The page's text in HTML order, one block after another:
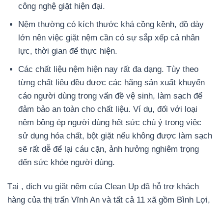
công nghệ giặt hiện đại.
Nệm thường có kích thước khá cồng kềnh, đồ dày
lớn nên việc giặt nệm cần có sự sắp xếp cả nhân
lực, thời gian để thực hiện.
Các chất liệu nệm hiện nay rất đa dạng. Tùy theo
từng chất liệu đều được các hãng sản xuất khuyến
cáo người dùng trong vấn đề vệ sinh, làm sạch để
đảm bảo an toàn cho chất liệu. Ví dụ, đối với loại
nệm bông ép người dùng hết sức chú ý trong việc
sử dụng hóa chất, bột giặt nếu không được làm sạch
sẽ rất dễ để lại cáu cặn, ảnh hưởng nghiêm trọng
đến sức khỏe người dùng.
Tại , dịch vụ giặt nệm của Clean Up đã hỗ trợ khách
hàng của thị trấn Vĩnh An và tất cả 11 xã gồm Bình Lợi,